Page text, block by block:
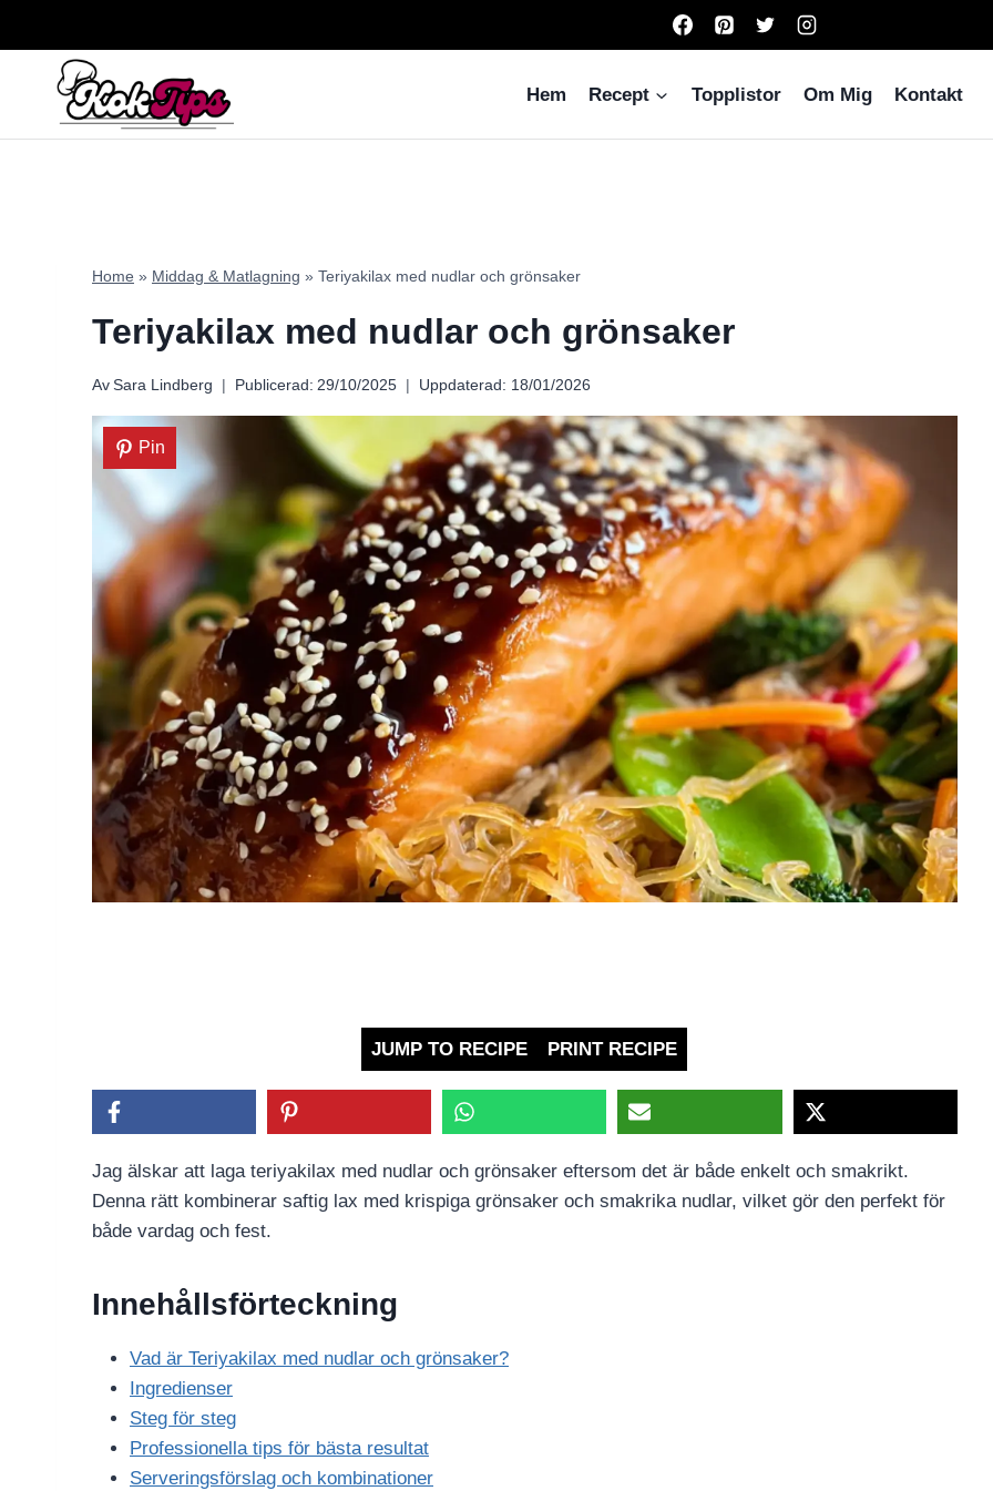
Hem
Recept Topplistor Om Mig Kontakt
Home » Middag & Matlagning » Teriyakilax med nudlar och grönsaker
Teriyakilax med nudlar och grönsaker
Av Sara Lindberg Publicerad: 29/10/2025 Uppdaterad: 18/01/2026
Pin
JUMP TO RECIPE PRINT RECIPE
Jag älskar att laga teriyakilax med nudlar och grönsaker eftersom det är både enkelt och smakrikt.
Denna rätt kombinerar saftig lax med krispiga grönsaker och smakrika nudlar, vilket gör den perfekt för
både vardag och fest.
Innehållsförteckning
Vad är Teriyakilax med nudlar och grönsaker?
Ingredienser
Steg för steg
Professionella tips för bästa resultat
Serveringsförslag och kombinationer